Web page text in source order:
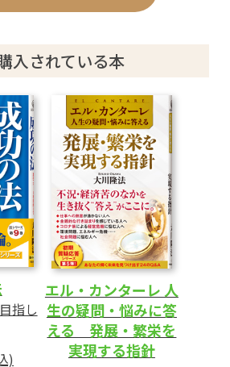
入されている本
指し
)
エル・カンターレ 人
生の疑問・悩みに答
える 発展・繁栄を
実現する指針